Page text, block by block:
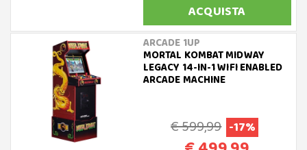
ACQUISTA
ARCADE 1UP
MORTAL KOMBAT MIDWAY
LEGACY 14-IN-1 WIFI ENABLED
ARCADE MACHINE
€ 599,99 -17%